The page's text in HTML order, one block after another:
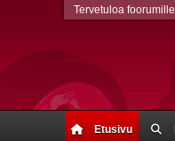
Etusivu
Tervetuloa foorumille